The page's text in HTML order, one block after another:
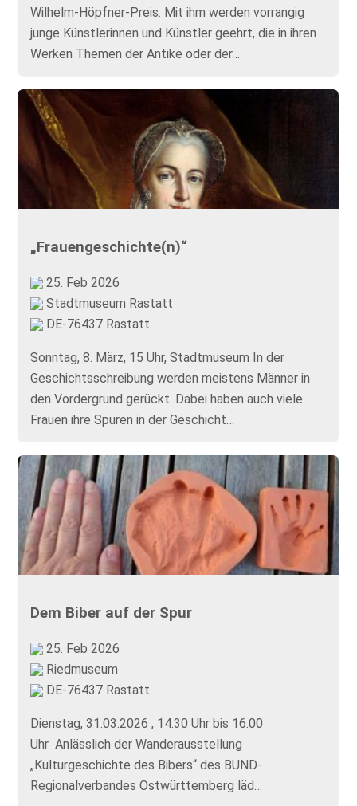
Wilhelm-Höpfner-Preis. Mit ihm werden vorrangig
junge Künstlerinnen und Künstler geehrt, die in ihren
Werken Themen der Antike oder der…
„Frauengeschichte(n)“
25. Feb 2026
Stadtmuseum Rastatt
DE-76437 Rastatt
Sonntag, 8. März, 15 Uhr, Stadtmuseum In der
Geschichtsschreibung werden meistens Männer in
den Vordergrund gerückt. Dabei haben auch viele
Frauen ihre Spuren in der Geschicht…
Dem Biber auf der Spur
25. Feb 2026
Riedmuseum
DE-76437 Rastatt
Dienstag, 31.03.2026 , 14.30 Uhr bis 16.00
Uhr Anlässlich der Wanderausstellung
„Kulturgeschichte des Bibers“ des BUND-
Regionalverbandes Ostwürttemberg läd…